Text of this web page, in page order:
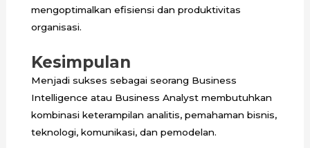
mengoptimalkan efisiensi dan produktivitas
organisasi.
Kesimpulan
Menjadi sukses sebagai seorang Business
Intelligence atau Business Analyst membutuhkan
kombinasi keterampilan analitis, pemahaman bisnis,
teknologi, komunikasi, dan pemodelan.